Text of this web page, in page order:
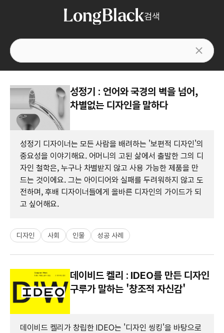
검색
성정기 : 언어와 국경의 벽을 넘어,
차별없는 디자인을 말하다
성정기 디자이너는 모든 사람을 배려하는 '보편적 디자인'의
중요성을 이야기해요. 어머니의 고된 삶에서 출발한 그의 디
자인 철학은, 누구나 차별받지 않고 사용 가능한 제품을 만
드는 것이에요. 그는 아이디어와 실패를 두려워하지 않고 도
전하며, 후배 디자이너들에게 올바른 디자인의 가이드가 되
고 싶어해요.
디자인 사회 인물 성공 사례
데이비드 켈리 : IDEO를 만든 디자인
구루가 말하는 '창조적 자신감'
데이비드 켈리가 창립한 IDEO는 '디자인 씽킹'을 바탕으로